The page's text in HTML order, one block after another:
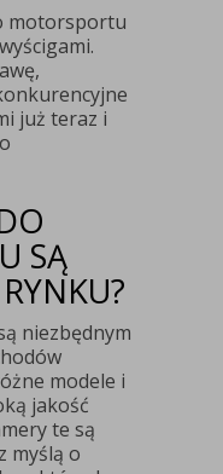
motorsportu
już teraz i
SĄ
niezbędnym
modele i
jakość
te są
myślą o